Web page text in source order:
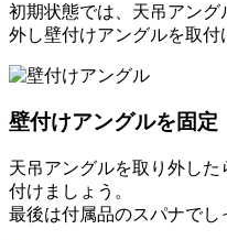
初期状態では、天吊アング
外し壁付けアングルを取付
壁付けアングルを固定
天吊アングルを取り外し
付けましょう。
最後は付属品のスパナでし